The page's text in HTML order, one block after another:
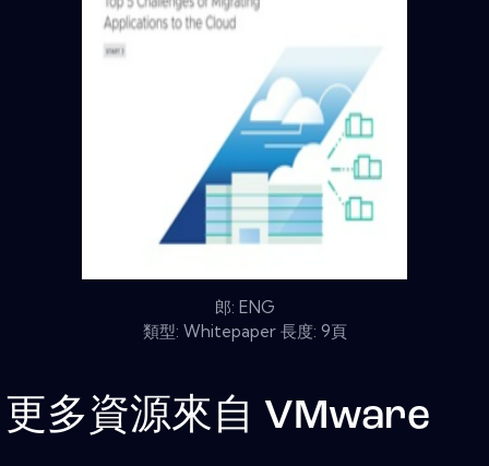
郎: ENG
類型: Whitepaper 長度: 9頁
更多資源來自 VMware